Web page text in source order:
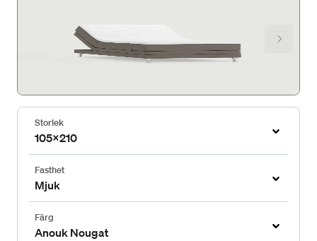
Storlek
105x210
Fasthet
Mjuk
Färg
Anouk Nougat